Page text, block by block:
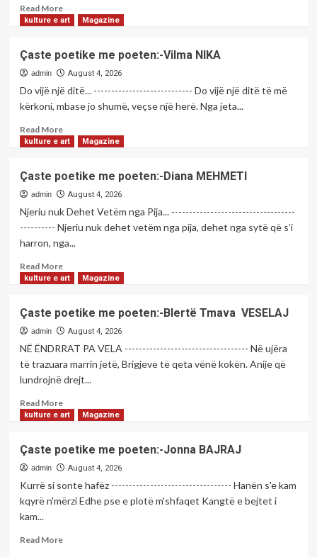
Read MoreRead
more
poetike
me
poetin:-
Engjëll
BERISHA
kulture e art Magazine
Çaste poetike me poeten:-Vilma NIKA
admin August 4, 2026
Do vijë një ditë... ---------------------------- Do vijë një ditë të më
kërkoni, mbase jo shumë, veçse një herë. Nga jeta...
Read MoreRead
more
poetike
me
poeten:-
Vilma
NIKA
kulture e art Magazine
Çaste poetike me poeten:-Diana MEHMETI
admin August 4, 2026
Njeriu nuk Dehet Vetëm nga Pija... -----------------------------------
---------- Njeriu nuk dehet vetëm nga pija, dehet nga sytë që s’i
harron, nga...
Read MoreRead
more
poetike
me
poeten:-
MEHMETI
kulture e art Magazine
Çaste poetike me poeten:-Blertë Tmava VESELAJ
admin August 4, 2026
NË ËNDRRAT PA VELA ----------------------------------- Në ujëra
të trazuara marrin jetë, Brigjeve të qeta vënë kokën. Anije që
lundrojnë drejt...
Read MoreRead
more
poetike
me
poeten:-
Blertë
kulture e art Magazine
Çaste poetike me poeten:-Jonna BAJRAJ
admin August 4, 2026
Kurrë si sonte hafëz ---------------------------------- Hanën s'e kam
kqyrë n'mërzi Edhe pse e plotë m'shfaqet Kangtë e bejtet i
kam...
Read MoreRead